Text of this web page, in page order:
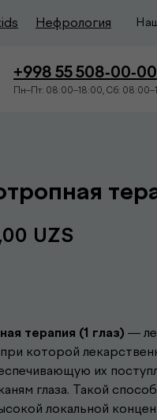
Нефрология
+998 55 508-00-00
Пн–Пт: 08:00–18:00, Сб:
UZS
терапия (1 глаз) —
которой
их
глаза. Такой
локальной